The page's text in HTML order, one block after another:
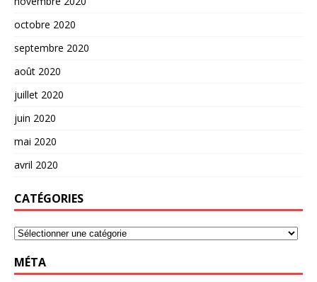
octobre 2020
septembre 2020
août 2020
juillet 2020
juin 2020
mai 2020
avril 2020
CATÉGORIES
MÉTA